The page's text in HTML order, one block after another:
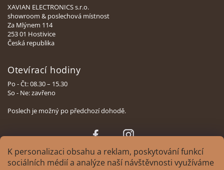
K personalizaci obsahu a reklam, poskytování funkcí
sociálních médií a analýze naší návštěvnosti využíváme
XAVIAN ELECTRONICS s.r.o.
showroom & poslechová místnost
Za Mlýnem 114
253 01 Hostivice
Česká republika
Otevírací hodiny
Po - Čt: 08.30 – 15.30
So - Ne: zavřeno
Poslech je možný po předchozí dohodě.
Face
Insta